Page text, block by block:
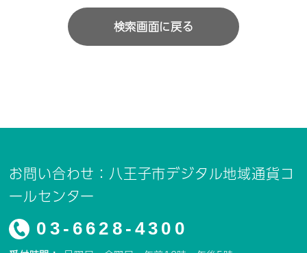
検索画面に戻る
お問い合わせ：八王子市デジタル地域通貨コ
ールセンター
03-6628-4300